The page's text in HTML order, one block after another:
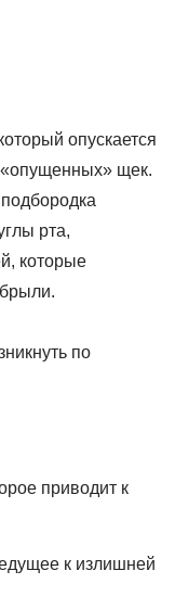
опускается
«опущенных» щек.
рта,
которые
по
приводит к
к излишней